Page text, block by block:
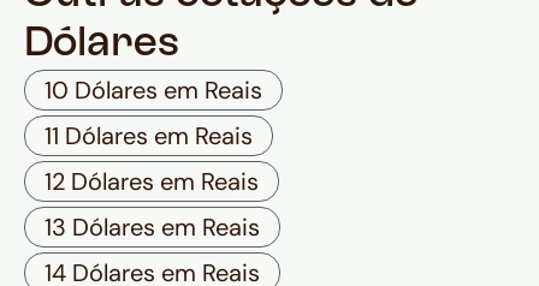
Dólares
10 Dólares em Reais
11 Dólares em Reais
12 Dólares em Reais
13 Dólares em Reais
14 Dólares em Reais